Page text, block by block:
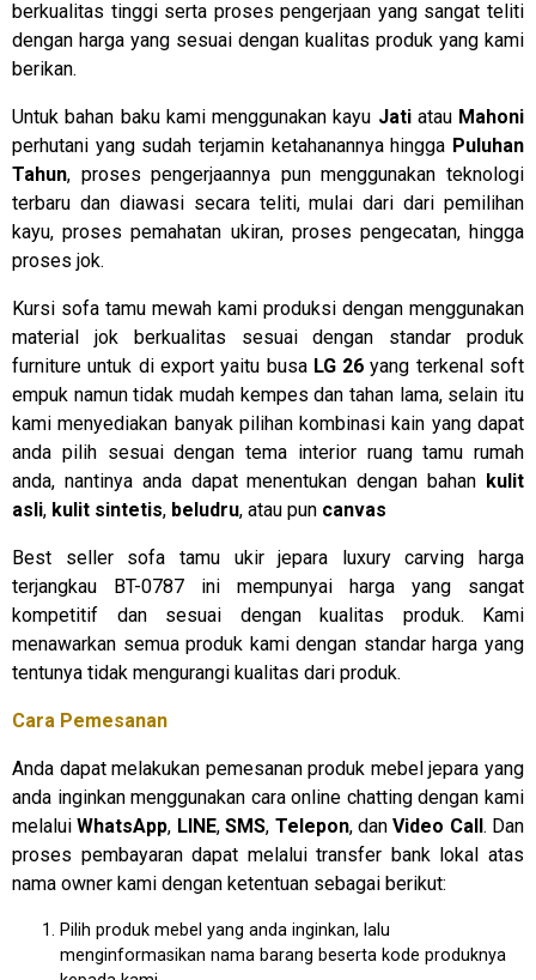
berkualitas tinggi serta proses pengerjaan yang sangat teliti
dengan harga yang sesuai dengan kualitas produk yang kami
berikan.
Untuk bahan baku kami menggunakan kayu Jatiatau Mahoni
perhutani yang sudah terjamin ketahanannya hingga Puluhan
Tahun, proses pengerjaannya pun menggunakan teknologi
terbaru dan diawasi secara teliti, mulai dari dari pemilihan
kayu, proses pemahatan ukiran, proses pengecatan, hingga
proses jok.
Kursi sofa tamu mewah kami produksi dengan menggunakan
material jok berkualitas sesuai dengan standar produk
furniture untuk di export yaitu busa LG 26 yang terkenal soft
empuk namun tidak mudah kempes dan tahan lama, selain itu
kami menyediakan banyak pilihan kombinasi kain yang dapat
anda pilih sesuai dengan tema interior ruang tamu rumah
anda, nantinya anda dapat menentukan dengan bahan kulit
asli, kulit sintetis, beludru, atau pun canvas
Best seller sofa tamu ukir jepara luxury carving harga
terjangkau BT-0787 ini mempunyai harga yang sangat
kompetitif dan sesuai dengan kualitas produk. Kami
menawarkan semua produk kami dengan standar harga yang
tentunya tidak mengurangi kualitas dari produk.
Cara Pemesanan
Anda dapat melakukan pemesanan produk mebel jepara yang
anda inginkan menggunakan cara online chatting dengan kami
melaluiWhatsApp, LINE,SMS, Telepon, danVideo Call. Dan
proses pembayaran dapat melalui transfer bank lokal atas
nama owner kami dengan ketentuan sebagai berikut:
Pilih produk mebel yang anda inginkan, lalu
menginformasikan nama barang beserta kode produknya